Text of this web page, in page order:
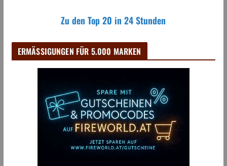
Zu den Top 20 in 24 Stunden
ERMÄSSIGUNGEN FÜR 5.000 MARKEN